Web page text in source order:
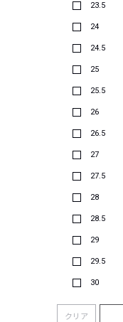
23.5
24
24.5
25
25.5
26
26.5
27
27.5
28
28.5
29
29.5
30
クリア